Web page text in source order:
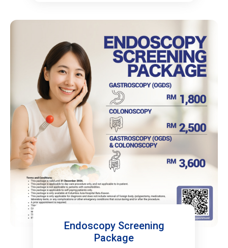
Endoscopy Screening
Package